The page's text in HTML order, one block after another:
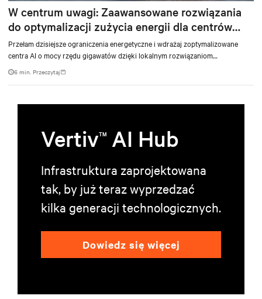
W centrum uwagi: Zaawansowane rozwiązania
do optymalizacji zużycia energii dla centrów
przetwarzania danych
Przełam dzisiejsze ograniczenia energetyczne i wdrażaj zoptymalizowane
centra AI o mocy rzędu gigawatów dzięki lokalnym rozwiązaniom
energetycznym
6 min. Przeczytaj
VertivTM AI Hub
Infrastruktura zaprojektowana
tak, by już teraz wyprzedzać
kilka generacji technologicznych.
Dowiedz się więcej